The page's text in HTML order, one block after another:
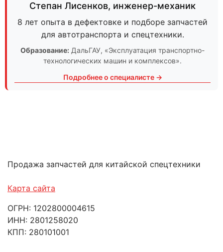
Степан Лисенков, инженер-механик
8 лет опыта в дефектовке и подборе запчастей
для автотранспорта и спецтехники.
Образование: ДальГАУ, «Эксплуатация транспортно-
технологических машин и комплексов».
Подробнее о специалисте →
Продажа запчастей для китайской спецтехники
Карта сайта
ОГРН: 1202800004615
ИНН: 2801258020
КПП: 280101001